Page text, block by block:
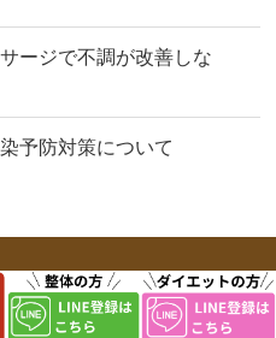
ージで不調が改善しな
予防対策について